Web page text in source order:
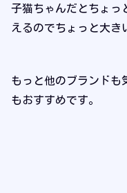
子猫ちゃんだとちょっ
えるのでちょっと大き
もっと他のブランドも
もおすすめです。